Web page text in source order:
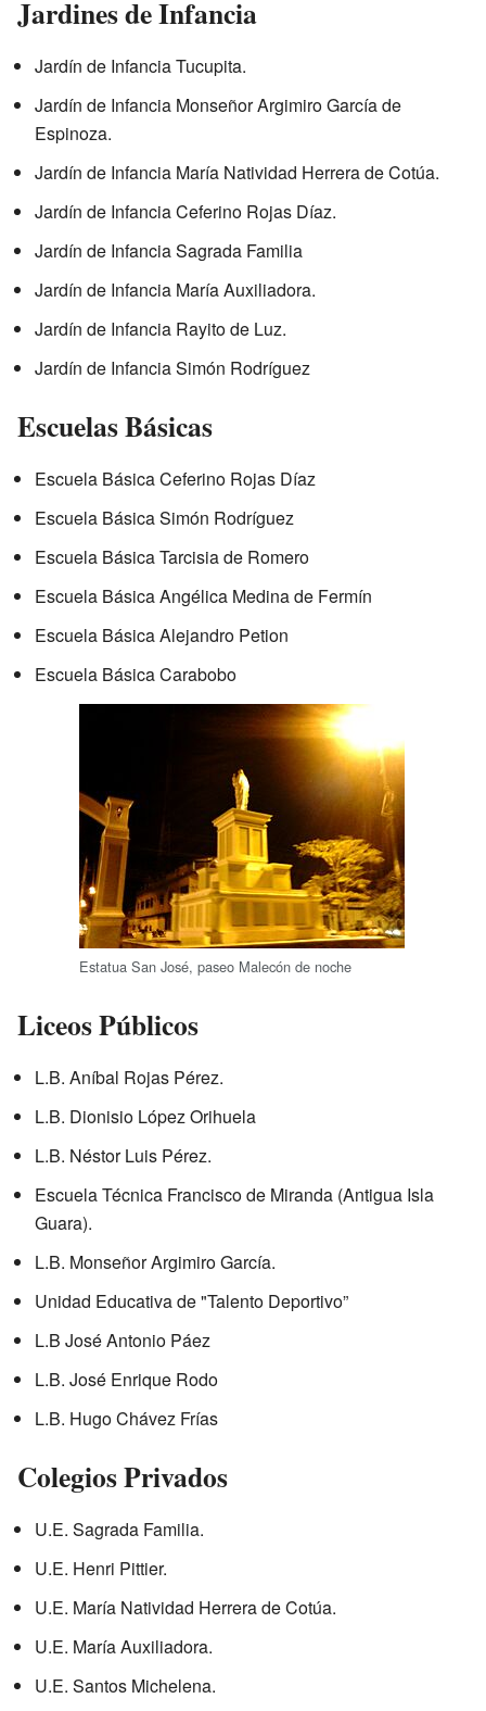
Jardines de Infancia
Jardín de Infancia Tucupita.
Jardín de Infancia Monseñor Argimiro García de
Espinoza.
Jardín de Infancia María Natividad Herrera de Cotúa.
Jardín de Infancia Ceferino Rojas Díaz.
Jardín de Infancia Sagrada Familia
Jardín de Infancia María Auxiliadora.
Jardín de Infancia Rayito de Luz.
Jardín de Infancia Simón Rodríguez
Escuelas Básicas
Escuela Básica Ceferino Rojas Díaz
Escuela Básica Simón Rodríguez
Escuela Básica Tarcisia de Romero
Escuela Básica Angélica Medina de Fermín
Escuela Básica Alejandro Petion
Escuela Básica Carabobo
Estatua San José, paseo Malecón de noche
Liceos Públicos
L.B. Aníbal Rojas Pérez.
L.B. Dionisio López Orihuela
L.B. Néstor Luis Pérez.
Escuela Técnica Francisco de Miranda (Antigua Isla
Guara).
L.B. Monseñor Argimiro García.
Unidad Educativa de "Talento Deportivo”
L.B José Antonio Páez
L.B. José Enrique Rodo
L.B. Hugo Chávez Frías
Colegios Privados
U.E. Sagrada Familia.
U.E. Henri Pittier.
U.E. María Natividad Herrera de Cotúa.
U.E. María Auxiliadora.
U.E. Santos Michelena.